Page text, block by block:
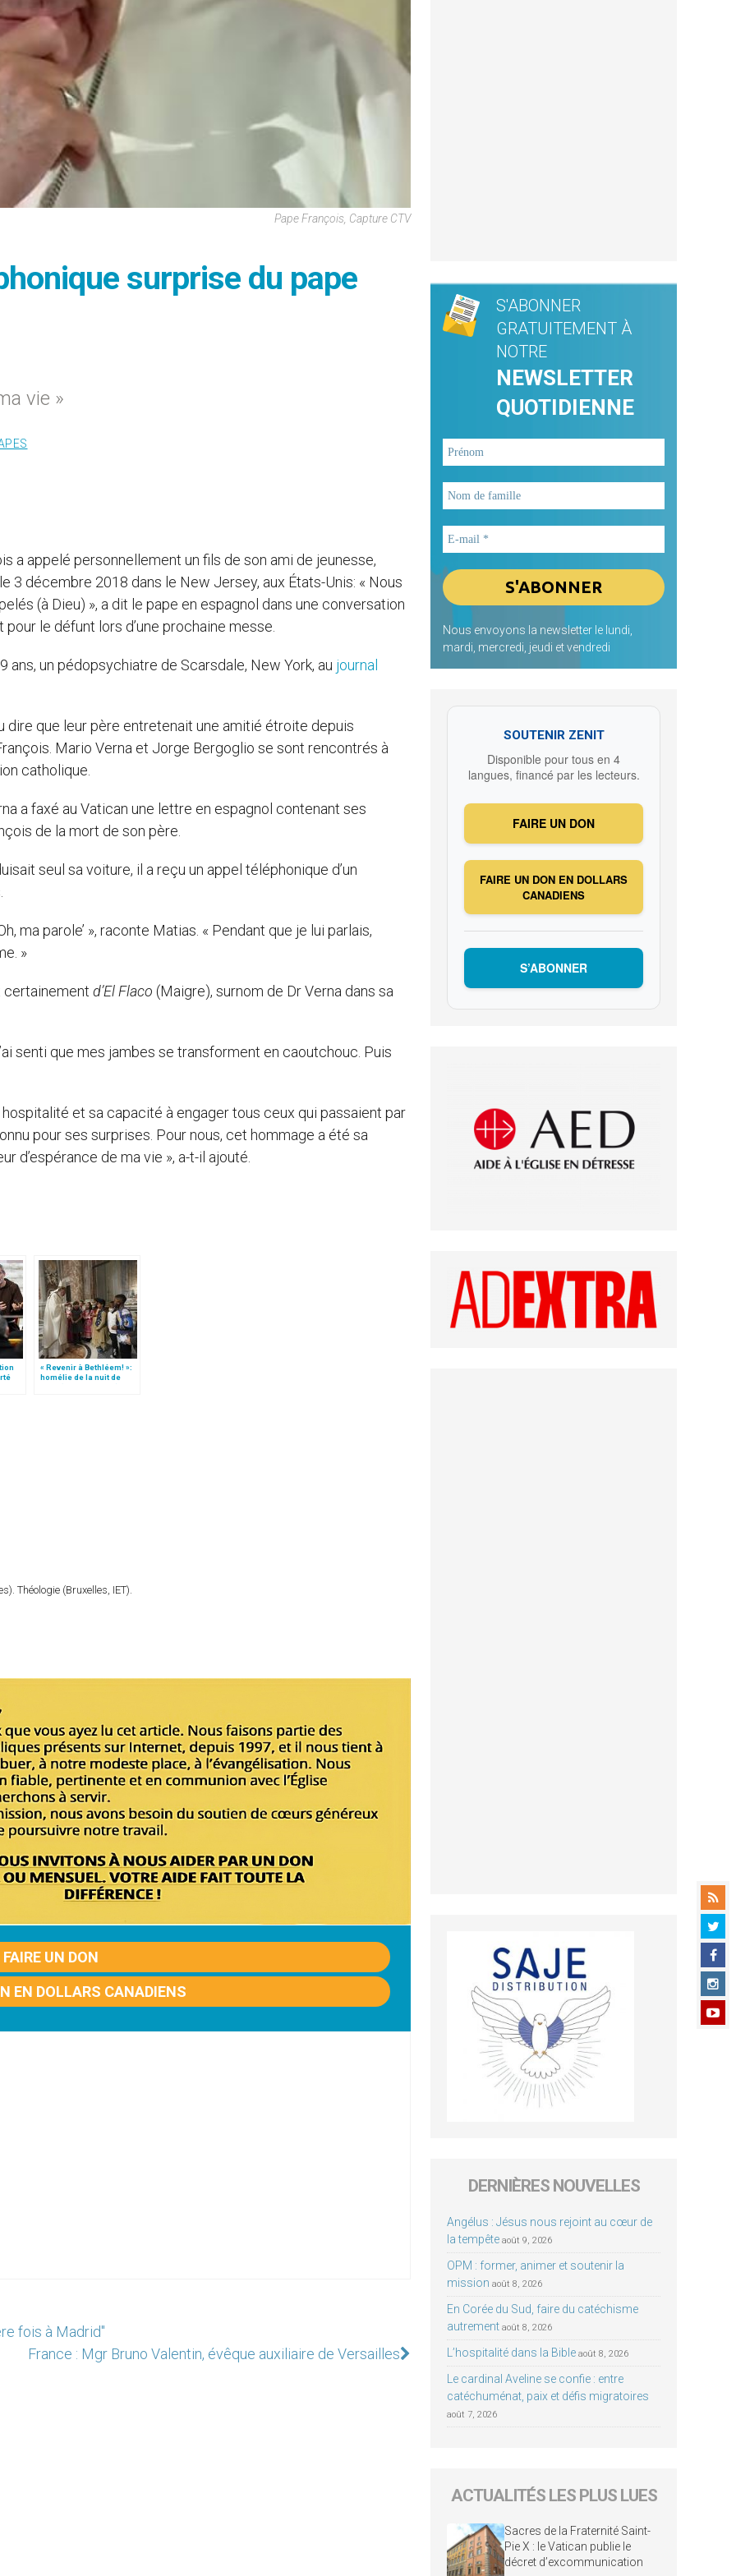
Pape François, Capture CTV
surprise du pape
vie »
a appelé personnellement un fils de son ami de jeunesse,
3 décembre 2018 dans le New Jersey, aux États-Unis: « Nous
(à Dieu) », a dit le pape en espagnol dans une conversation
le défunt lors d’une prochaine messe.
ans, un pédopsychiatre de Scarsdale, New York, au journal
dire que leur père entretenait une amitié étroite depuis
Mario Verna et Jorge Bergoglio se sont rencontrés à
catholique.
a faxé au Vatican une lettre en espagnol contenant ses
de la mort de son père.
seul sa voiture, il a reçu un appel téléphonique d’un
ma parole’ », raconte Matias. « Pendant que je lui parlais,
»
certainement d’El Flaco (Maigre), surnom de Dr Verna dans sa
senti que mes jambes se transforment en caoutchouc. Puis
et sa capacité à engager tous ceux qui passaient par
pour ses surprises. Pour nous, cet hommage a été sa
d’espérance de ma vie », a-t-il ajouté.
« Revenir à Bethléem! »:
homélie de la nuit de
Noël (texte complet)
Théologie (Bruxelles, IET).
FAIRE UN DON
EN DOLLARS CANADIENS
fois à Madrid"
France : Mgr Bruno Valentin, évêque auxiliaire de Versailles
S'ABONNER
GRATUITEMENT À
NOTRE
NEWSLETTER
QUOTIDIENNE
Nous envoyons la newsletter le lundi,
mardi, mercredi, jeudi et vendredi
SOUTENIR ZENIT
Disponible pour tous en 4
langues, financé par les lecteurs.
FAIRE UN DON
FAIRE UN DON EN DOLLARS
CANADIENS
S’ABONNER
DERNIÈRES NOUVELLES
Angélus : Jésus nous rejoint au cœur de
la tempête août 9, 2026
OPM : former, animer et soutenir la
mission août 8, 2026
En Corée du Sud, faire du catéchisme
autrement août 8, 2026
L’hospitalité dans la Bible août 8, 2026
Le cardinal Aveline se confie : entre
catéchuménat, paix et défis migratoires
août 7, 2026
ACTUALITÉS LES PLUS LUES
Sacres de la Fraternité Saint-
Pie X : le Vatican publie le
décret d’excommunication